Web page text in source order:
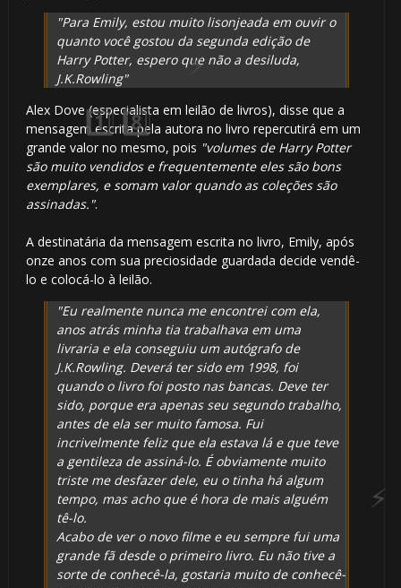
"Para Emily, estou muito lisonjeada em ouvir o
quanto você gostou da segunda edição de
Harry Potter, espero que não a desiluda,
J.K.Rowling"
Alex Dove (especialista em leilão de livros), disse que a
mensagem escrita pela autora no livro repercutirá em um
grande valor no mesmo, pois "volumes de Harry Potter
são muito vendidos e frequentemente eles são bons
exemplares, e somam valor quando as coleções são
assinadas.".
A destinatária da mensagem escrita no livro, Emily, após
onze anos com sua preciosidade guardada decide vendê-
lo e colocá-lo à leilão.
"Eu realmente nunca me encontrei com ela,
anos atrás minha tia trabalhava em uma
livraria e ela conseguiu um autógrafo de
J.K.Rowling. Deverá ter sido em 1998, foi
quando o livro foi posto nas bancas. Deve ter
sido, porque era apenas seu segundo trabalho,
antes de ela ser muito famosa. Fui
incrivelmente feliz que ela estava lá e que teve
a gentileza de assiná-lo. É obviamente muito
triste me desfazer dele, eu o tinha há algum
tempo, mas acho que é hora de mais alguém
tê-lo.
Acabo de ver o novo filme e eu sempre fui uma
grande fã desde o primeiro livro. Eu não tive a
sorte de conhecê-la, gostaria muito de conhecê-
8️⃣
1️⃣ 8️⃣
🎂